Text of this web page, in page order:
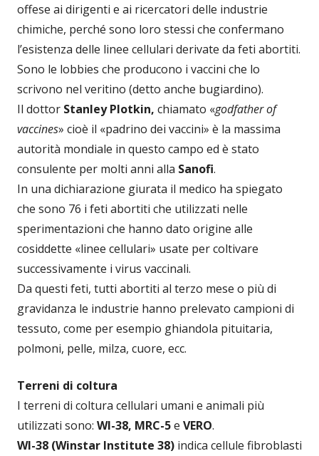
offese ai dirigenti e ai ricercatori delle industrie
chimiche, perché sono loro stessi che confermano
l’esistenza delle linee cellulari derivate da feti abortiti.
Sono le lobbies che producono i vaccini che lo
scrivono nel veritino (detto anche bugiardino).
Il dottor Stanley Plotkin, chiamato «godfather of
vaccines» cioè il «padrino dei vaccini» è la massima
autorità mondiale in questo campo ed è stato
consulente per molti anni alla Sanofi.
In una dichiarazione giurata il medico ha spiegato
che sono 76 i feti abortiti che utilizzati nelle
sperimentazioni che hanno dato origine alle
cosiddette «linee cellulari» usate per coltivare
successivamente i virus vaccinali.
Da questi feti, tutti abortiti al terzo mese o più di
gravidanza le industrie hanno prelevato campioni di
tessuto, come per esempio ghiandola pituitaria,
polmoni, pelle, milza, cuore, ecc.
Terreni di coltura
I terreni di coltura cellulari umani e animali più
utilizzati sono: WI-38, MRC-5e VERO.
WI-38 (Winstar Institute 38) indica cellule fibroblasti